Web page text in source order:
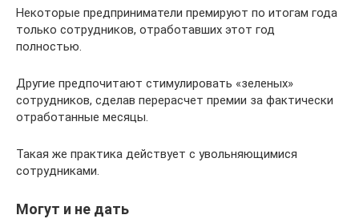
Некоторые предприниматели премируют по итогам года
только сотрудников, отработавших этот год
полностью.
Другие предпочитают стимулировать «зеленых»
сотрудников, сделав перерасчет премии за фактически
отработанные месяцы.
Такая же практика действует с увольняющимися
сотрудниками.
Могут и не дать